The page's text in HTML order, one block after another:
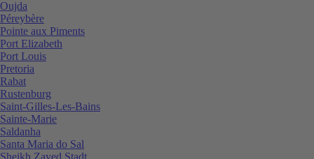
Oujda
Péreybère
Pointe aux Piments
Port Elizabeth
Port Louis
Pretoria
Rabat
Rustenburg
Saint-Gilles-Les-Bains
Sainte-Marie
Saldanha
Santa Maria do Sal
Sheikh Zayed Stadt